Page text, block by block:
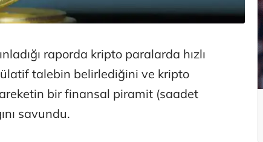
raporda kripto paralarda hızlı
talebin belirlediğini ve kripto
bir finansal piramit (saadet
savundu.